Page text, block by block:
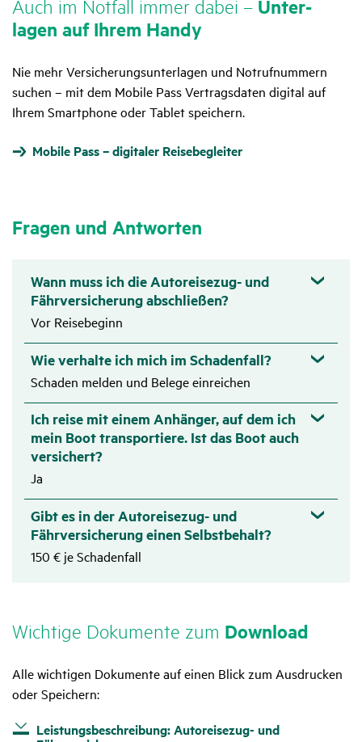
Auch im Notfall immer dabei – Unter­
lagen auf Ihrem Handy
Nie mehr Versicherungsunterlagen und Notrufnummern
suchen – mit dem Mobile Pass Vertragsdaten digital auf
Ihrem Smartphone oder Tablet speichern.
Mobile Pass – digitaler Reisebegleiter
Fragen und Antworten
Wann muss ich die Autoreisezug- und
Fährversicherung abschließen?
Vor Reisebeginn
Wie verhalte ich mich im Schadenfall?
Schaden melden und Belege einreichen
Ich reise mit einem Anhänger, auf dem ich
mein Boot transportiere. Ist das Boot auch
versichert?
Ja
Gibt es in der Autoreisezug- und
Fährversicherung einen Selbstbehalt?
150 € je Schadenfall
Wich­tige Doku­mente zum Down­load
Alle wichtigen Dokumente auf einen Blick zum Ausdrucken
oder Speichern:
Leistungsbeschreibung: Autoreisezug- und